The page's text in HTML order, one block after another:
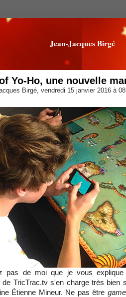
Jean-Jacques Birgé
Yo-Ho, une nouvelle
Birgé, vendredi 15 janvier 2016 à
pas de moi que je vous
de TricTrac.tv s'en charge très bien
Étienne Mineur. Ne pas être